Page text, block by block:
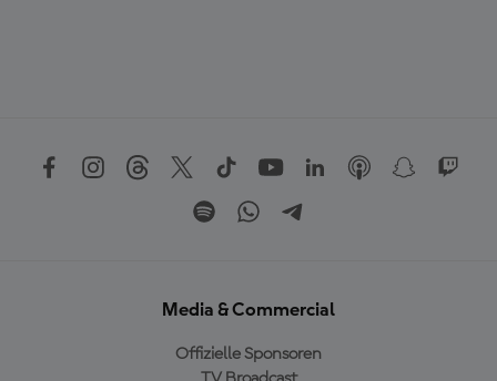
Media & Commercial
Offizielle Sponsoren